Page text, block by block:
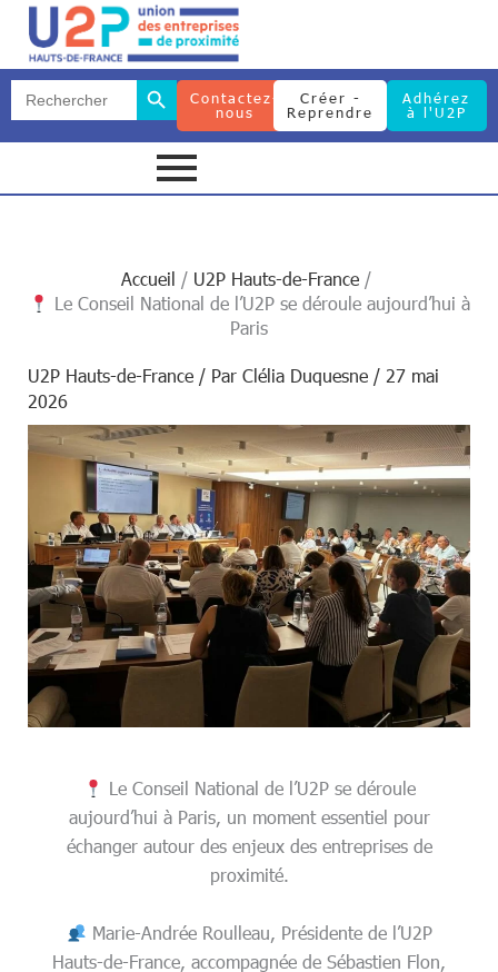
Search
for:
Search Button
Contactez-
nous
Créer -
Reprendre
Adhérez
à l'U2P
Search Search Button
Accueil
U2P Hauts-de-France
Le Conseil National de l’U2P se déroule aujourd’hui à
Paris
U2P Hauts-de-France / Par Clélia Duquesne / 27 mai
2026
Le Conseil National de l’U2P se déroule
aujourd’hui à Paris, un moment essentiel pour
échanger autour des enjeux des entreprises de
proximité.
Marie-Andrée Roulleau, Présidente de l’U2P
Hauts-de-France, accompagnée de Sébastien Flon,